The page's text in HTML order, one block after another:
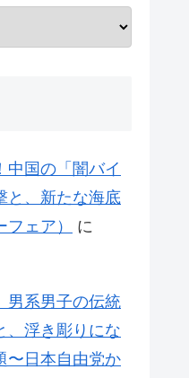
中国の「闇バイ
と、新たな海底
ェア）
に
男系男子の伝統
、浮き彫りにな
〜日本自由党か